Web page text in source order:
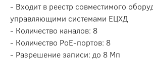
- Входит в реестр совместимого
управляющими системами ЕЦХД
- Количество каналов: 8
- Количество PoE-портов: 8
- Разрешение записи: до 8 Мп